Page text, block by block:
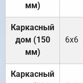
мм)
Каркасный
дом (150
мм)
6х6
Каркасный